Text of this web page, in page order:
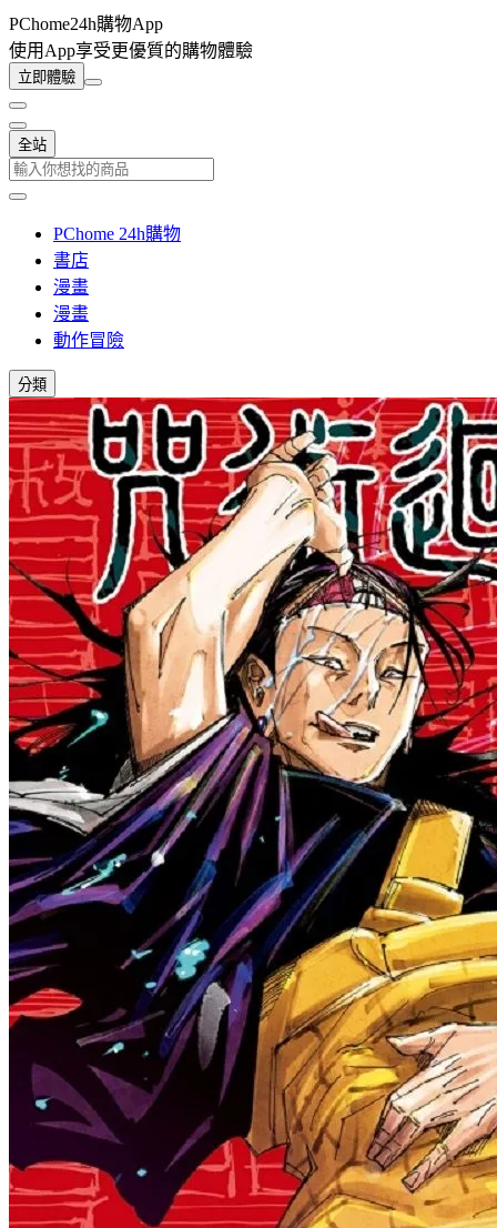
PChome24h購物App
使用App享受更優質的購物體驗
立即體驗
全站
PChome 24h購物
書店
漫畫
漫畫
動作冒險
分類